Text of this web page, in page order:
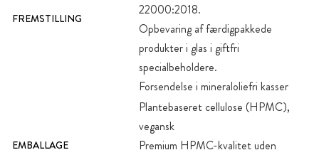
FREMSTILLING
22000:2018.
Opbevaring af færdigpakkede
produkter i glas i giftfri
specialbeholdere.
Forsendelse i mineraloliefri kasser
EMBALLAGE
Plantebaseret cellulose (HPMC),
vegansk
Premium HPMC-kvalitet uden